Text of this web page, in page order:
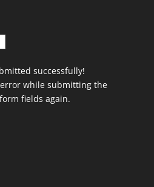
successfully!
while submitting the
fields again.